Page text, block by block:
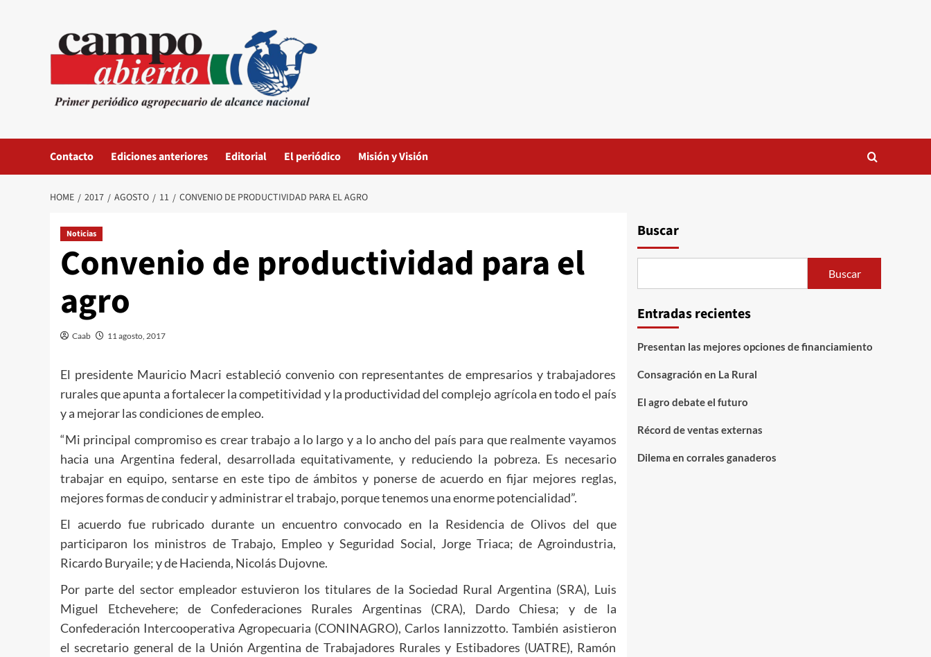
Contacto Ediciones anteriores Editorial El periódico Misión y Visión
HOME 2017 AGOSTO 11 CONVENIO DE PRODUCTIVIDAD PARA EL AGRO
Noticias
Convenio de productividad para el
agro
Caab 11 agosto, 2017
El presidente Mauricio Macri estableció convenio con representantes de empresarios y trabajadores
rurales que apunta a fortalecer la competitividad y la productividad del complejo agrícola en todo el país
y a mejorar las condiciones de empleo.
“Mi principal compromiso es crear trabajo a lo largo y a lo ancho del país para que realmente vayamos
hacia una Argentina federal, desarrollada equitativamente, y reduciendo la pobreza. Es necesario
trabajar en equipo, sentarse en este tipo de ámbitos y ponerse de acuerdo en fijar mejores reglas,
mejores formas de conducir y administrar el trabajo, porque tenemos una enorme potencialidad”.
El acuerdo fue rubricado durante un encuentro convocado en la Residencia de Olivos del que
participaron los ministros de Trabajo, Empleo y Seguridad Social, Jorge Triaca; de Agroindustria,
Ricardo Buryaile; y de Hacienda, Nicolás Dujovne.
Por parte del sector empleador estuvieron los titulares de la Sociedad Rural Argentina (SRA), Luis
Miguel Etchevehere; de Confederaciones Rurales Argentinas (CRA), Dardo Chiesa; y de la
Confederación Intercooperativa Agropecuaria (CONINAGRO), Carlos Iannizzotto. También asistieron
el secretario general de la Unión Argentina de Trabajadores Rurales y Estibadores (UATRE), Ramón
Buscar
Buscar
Entradas recientes
Presentan las mejores opciones de financiamiento
Consagración en La Rural
El agro debate el futuro
Récord de ventas externas
Dilema en corrales ganaderos